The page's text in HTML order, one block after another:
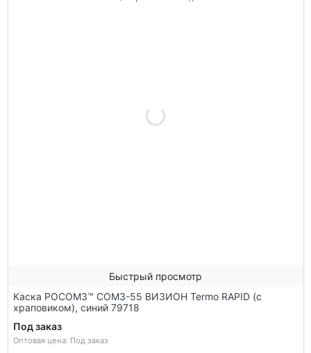
Быстрый просмотр
Каска РОСОМЗ™ СОМЗ-55 ВИЗИОН Termo RAPID (с
храповиком), синий 79718
Под заказ
Оптовая цена: Под заказ